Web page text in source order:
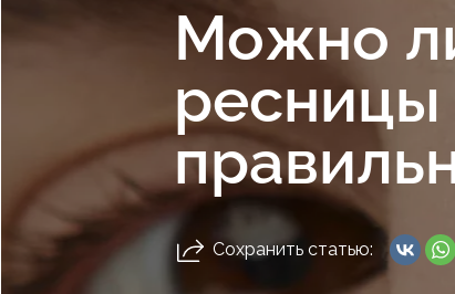
Можно
ресницы
Сохранить статью: